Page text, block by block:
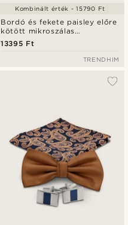
Bordó és fekete paisley előre
kötött mikroszálas
csokornyakkendő és
díszzsebkendő szett
13395 Ft
Kombinált érték - 15790 Ft
TRENDHIM